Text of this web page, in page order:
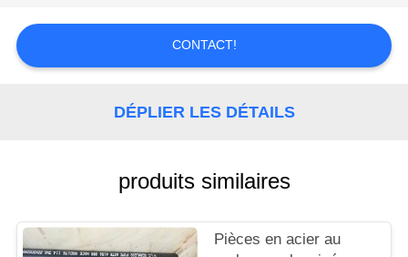
NOUS
NOUVELLES
PLAN
DU
CONTACT!
DÉPLIER LES DÉTAILS
produits similaires
Pièces en acier au